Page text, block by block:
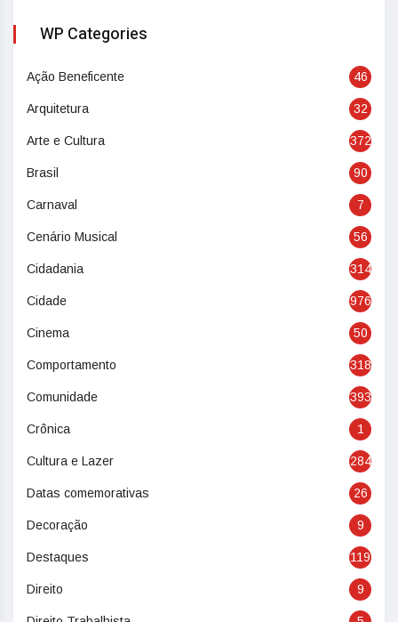
WP Categories
Ação Beneficente 46
Arquitetura 32
Arte e Cultura 372
Brasil 90
Carnaval 7
Cenário Musical 56
Cidadania 314
Cidade 976
Cinema 50
Comportamento 318
Comunidade 393
Crônica 1
Cultura e Lazer 284
Datas comemorativas 26
Decoração 9
Destaques 119
Direito 9